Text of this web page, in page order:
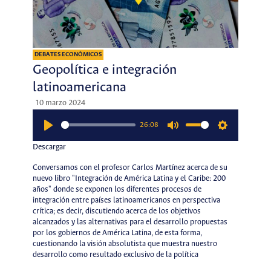
DEBATES ECONÓMICOS
Geopolítica e integración
latinoamericana
10 marzo 2024
26:08
Descargar
Conversamos con el profesor Carlos Martínez acerca de su
nuevo libro "Integración de América Latina y el Caribe: 200
años" donde se exponen los diferentes procesos de
integración entre países latinoamericanos en perspectiva
crítica; es decir, discutiendo acerca de los objetivos
alcanzados y las alternativas para el desarrollo propuestas
por los gobiernos de América Latina, de esta forma,
cuestionando la visión absolutista que muestra nuestro
desarrollo como resultado exclusivo de la política